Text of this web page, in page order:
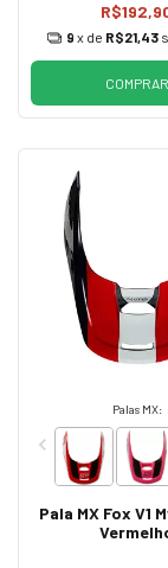
9 x de R$21,43
COMPRAR
Palas MX:
Pala MX Fox V1